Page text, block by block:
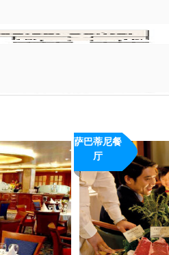
概况：
· 所在楼层：Fiesta6
· 餐厅特色：传统梯次
座位
· 开放时间：24小时开放
· 收费情况：免费
萨巴蒂尼餐
厅
Sabatini’s